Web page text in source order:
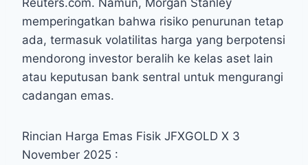
Reuters.com. Namun, Morgan Stanley
memperingatkan bahwa risiko penurunan tetap
ada, termasuk volatilitas harga yang berpotensi
mendorong investor beralih ke kelas aset lain
atau keputusan bank sentral untuk mengurangi
cadangan emas.
Rincian Harga Emas Fisik JFXGOLD X 3
November 2025 :